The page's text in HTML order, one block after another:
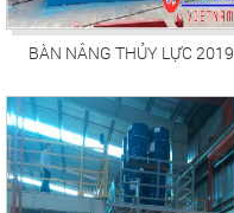
BÀN NÂNG THỦY LỰC 2019